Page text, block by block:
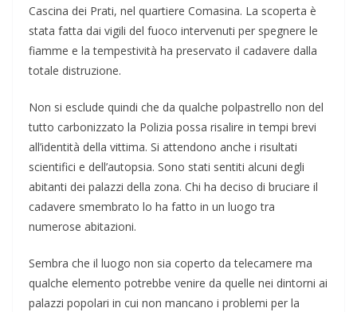
Cascina dei Prati, nel quartiere Comasina. La scoperta è
stata fatta dai vigili del fuoco intervenuti per spegnere le
fiamme e la tempestività ha preservato il cadavere dalla
totale distruzione.
Non si esclude quindi che da qualche polpastrello non del
tutto carbonizzato la Polizia possa risalire in tempi brevi
all’identità della vittima. Si attendono anche i risultati
scientifici e dell’autopsia. Sono stati sentiti alcuni degli
abitanti dei palazzi della zona. Chi ha deciso di bruciare il
cadavere smembrato lo ha fatto in un luogo tra
numerose abitazioni.
Sembra che il luogo non sia coperto da telecamere ma
qualche elemento potrebbe venire da quelle nei dintorni ai
palazzi popolari in cui non mancano i problemi per la